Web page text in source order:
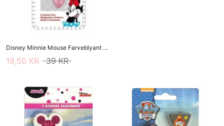
Disney Minnie Mouse Farveblyant 6 I En
19,50 KR 39 KR